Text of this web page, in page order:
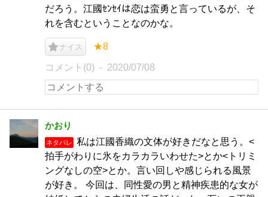
だろう。江國ｾﾝｾｲは恋は蛮勇と言っているが、そ
れを含むということなのかな。
ナイス ★8
コメント(0) 2020/07/08
かおり
ネタバレ
私は江國香織の文体が好きだなと思う。<
拍手がわりに氷をカラカラいわせた>とか<トリミ
ングなしの空>とか。言い回しや感じられる風景
が好き。 今回は、同性愛の男と精神疾患的な女が